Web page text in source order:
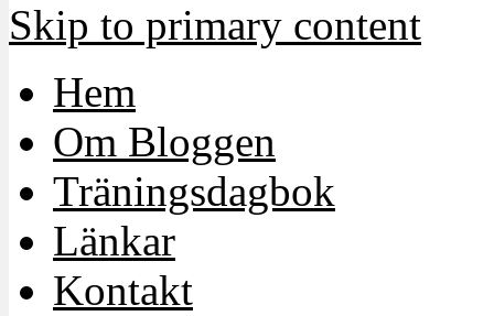
Skip to primary content
Hem
Om Bloggen
Träningsdagbok
Länkar
Kontakt